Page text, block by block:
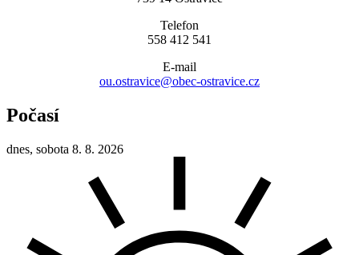
Telefon
558 412 541
E-mail
ou.ostravice@obec-ostravice.cz
Počasí
dnes, sobota 8. 8. 2026